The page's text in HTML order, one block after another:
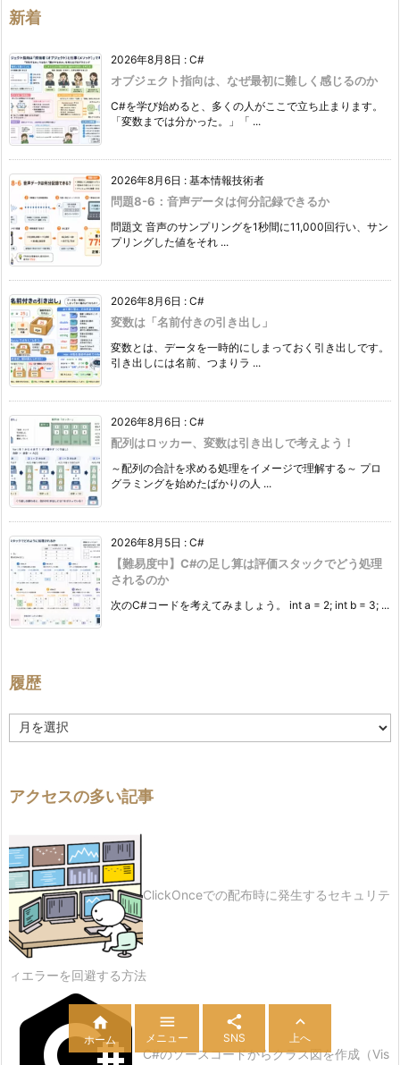
ー
新着
2026年8月8日 : C#
オブジェクト指向は、なぜ最初に難しく感じるのか
C#を学び始めると、多くの人がここで立ち止まります。
「変数までは分かった。」「 ...
2026年8月6日 : 基本情報技術者
問題8-6：音声データは何分記録できるか
問題文 音声のサンプリングを1秒間に11,000回行い、サン
プリングした値をそれ ...
2026年8月6日 : C#
変数は「名前付きの引き出し」
変数とは、データを一時的にしまっておく引き出しです。
引き出しには名前、つまりラ ...
2026年8月6日 : C#
配列はロッカー、変数は引き出しで考えよう！
～配列の合計を求める処理をイメージで理解する～ プロ
グラミングを始めたばかりの人 ...
2026年8月5日 : C#
【難易度中】C#の足し算は評価スタックでどう処理
されるのか
次のC#コードを考えてみましょう。 int a = 2; int b = 3; ...
履歴
歴
アクセスの多い記事
ClickOnceでの配布時に発生するセキュリテ
ィエラーを回避する方法
C#のソースコードからクラス図を作成（Vis

ホーム

メニュー

SNS

上へ